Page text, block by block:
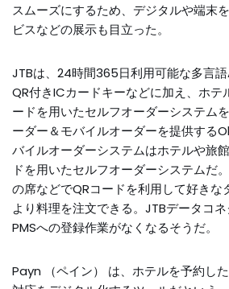
スムーズにするため、デジタルや端末
ビスなどの展示も目立った。
JTBは、24時間365日利用可能な多言
QR付きICカードキーなどに加え、ホテ
ードを用いたセルフオーダーシステム
ーダー＆モバイルオーダーを提供する
バイルオーダーシステムはホテルや旅
ドを用いたセルフオーダーシステムだ
の席などでQRコードを利用して好きな
より料理を注文できる。JTBデータコ
PMSへの登録作業がなくなるそうだ。
Payn （ペイン） は、ホテルを予約し